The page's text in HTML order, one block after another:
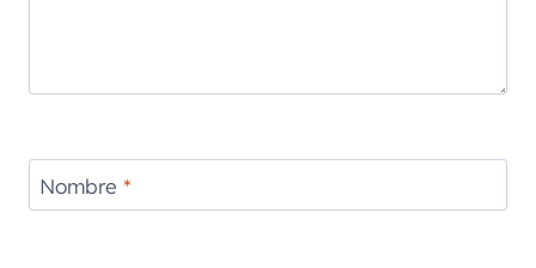
Nombre *